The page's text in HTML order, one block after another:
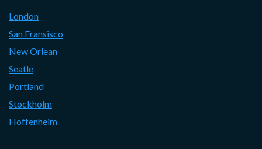
London
San Fransisco
New Orlean
Seatle
Portland
Stockholm
Hoffenheim